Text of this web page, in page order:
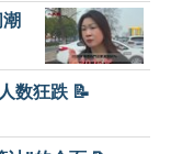
数狂跌 📝